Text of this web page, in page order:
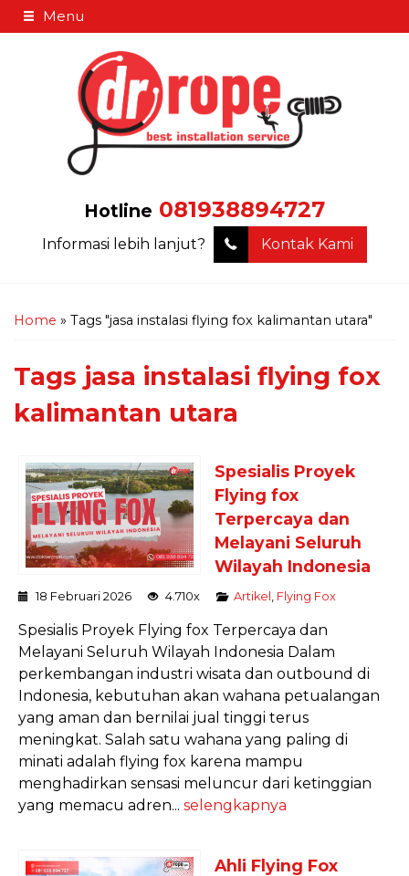
Menu
Hotline 081938894727
Informasi lebih lanjut? Kontak Kami
Home » Tags "jasa instalasi flying fox kalimantan utara"
Tags jasa instalasi flying fox
kalimantan utara
Spesialis Proyek
Flying fox
Terpercaya dan
Melayani Seluruh
Wilayah Indonesia
18 Februari 2026 4.710x Artikel Flying Fox
Spesialis Proyek Flying fox Terpercaya dan
Melayani Seluruh Wilayah Indonesia Dalam
perkembangan industri wisata dan outbound di
Indonesia, kebutuhan akan wahana petualangan
yang aman dan bernilai jual tinggi terus
meningkat. Salah satu wahana yang paling di
minati adalah flying fox karena mampu
menghadirkan sensasi meluncur dari ketinggian
yang memacu adren... selengkapnya
Ahli Flying Fox